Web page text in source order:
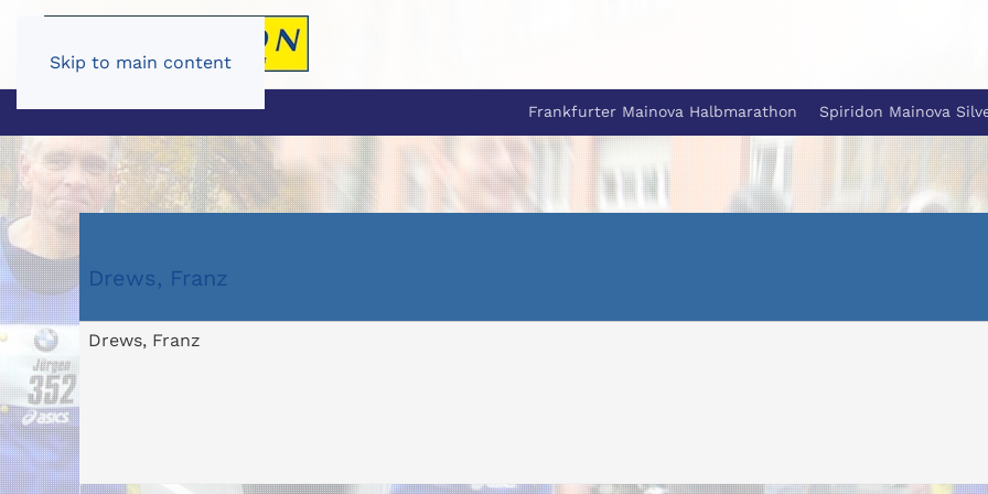
Skip to main content
Frankfurter Mainova Halbmarathon Spiridon Mainova
Drews, Franz
Drews, Franz